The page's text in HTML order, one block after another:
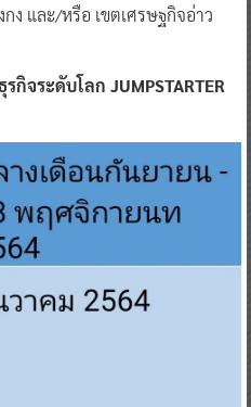
และ/หรือ เขตเศรษฐกิจอ่าว
จระดับโลก JUMPSTARTER